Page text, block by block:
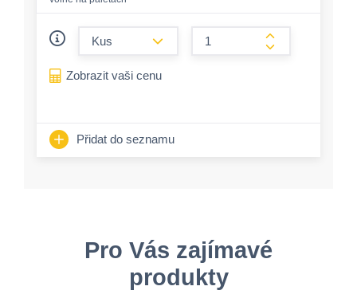
form.increase-
Zobrazit vaši cenu
Přidat do seznamu
Pro Vás zajímavé
produkty